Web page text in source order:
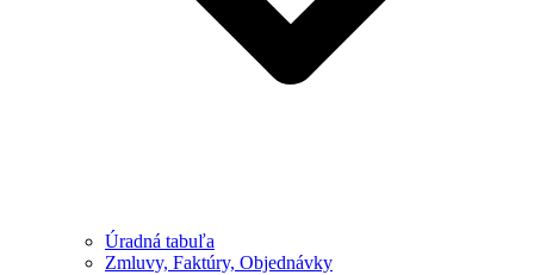
Úradná tabuľa
Zmluvy, Faktúry, Objednávky